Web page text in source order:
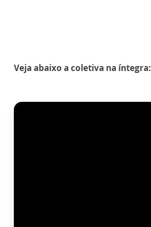
Veja abaixo a coletiva na íntegra: